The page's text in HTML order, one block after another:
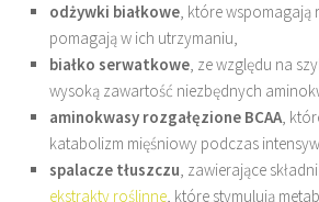
odżywki białkowe, które wspomagają
pomagają w ich utrzymaniu,
białko serwatkowe, ze względu na
wysoką zawartość niezbędnych
aminokwasy rozgałęzione BCAA,
katabolizm mięśniowy podczas
spalacze tłuszczu, zawierające
ekstrakty roślinne, które stymulują